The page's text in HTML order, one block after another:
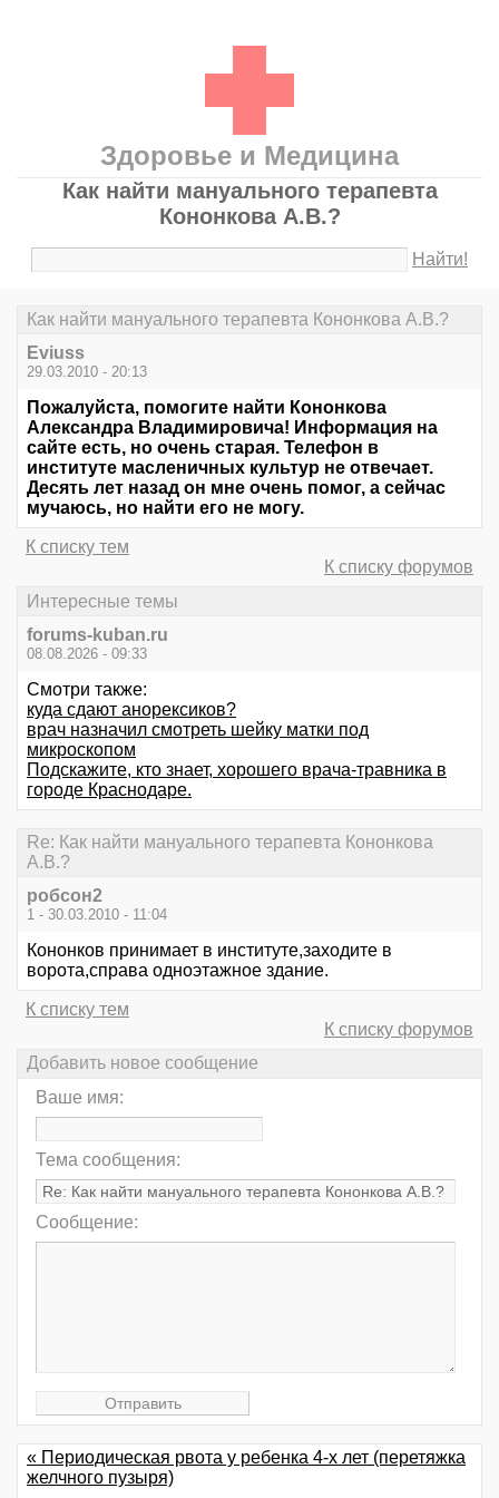
Здоровье и Медицина
Как найти мануального терапевта
Кононкова А.В.?
Найти!
Как найти мануального терапевта Кононкова А.В.?
Eviuss
29.03.2010 - 20:13
Пожалуйста, помогите найти Кононкова
Александра Владимировича! Информация на
сайте есть, но очень старая. Телефон в
институте масленичных культур не отвечает.
Десять лет назад он мне очень помог, а сейчас
мучаюсь, но найти его не могу.
К списку тем
К списку форумов
Интересные темы
forums-kuban.ru
08.08.2026 - 09:33
Смотри также:
куда сдают анорексиков?
врач назначил смотреть шейку матки под
микроскопом
Подскажите, кто знает, хорошего врача-травника в
городе Краснодаре.
Re: Как найти мануального терапевта Кононкова
А.В.?
робсон2
1 - 30.03.2010 - 11:04
Кононков принимает в институте,заходите в
ворота,справа одноэтажное здание.
К списку тем
К списку форумов
Добавить новое сообщение
Ваше имя:
Тема сообщения:
Сообщение:
« Периодическая рвота у ребенка 4-х лет (перетяжка
желчного пузыря)